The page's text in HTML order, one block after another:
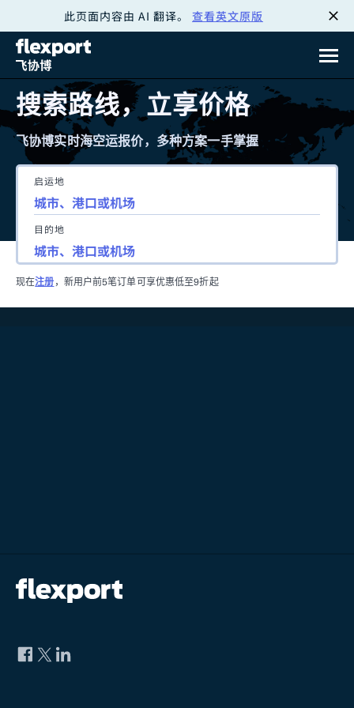
此页面内容由 AI 翻译。 查看英文原版
搜索路线，立享价格
飞协博实时海空运报价，多种方案一手掌握
启运地
目的地
现在注册 ，新用户前5笔订单可享优惠低至9折起